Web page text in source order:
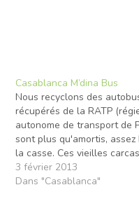
Casablanca M’dina Bus
Nous recyclons des
récupérés de la RATP
autonome de transport de
sont plus qu'amortis, assez
la casse. Ces vieilles
circulent sur nos avenues et
artères encombrées de la
3 février 2013
Dans "Casablanca"